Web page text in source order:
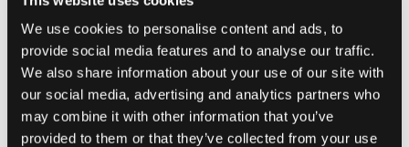
We use cookies to personalise content and ads, to
provide social media features and to analyse our traffic.
We also share information about your use of our site with
our social media, advertising and analytics partners who
may combine it with other information that you’ve
provided to them or that they’ve collected from your use
und Bereitstellung von Softwareanwendungen,
während MLOps speziell auf die Bereitstellung
und Verwaltung von Maschinenlernmodellen
fokussiert ist.
Darüber hinaus erfordert MLOps spezielles